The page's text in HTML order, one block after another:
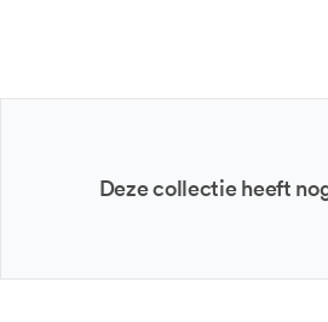
Deze collectie heeft